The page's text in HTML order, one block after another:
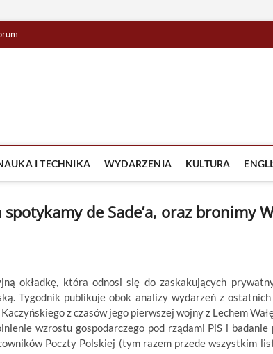
I TECHNIKA WYDARZENIA KULTURA
de Sade’a, oraz bronimy
okładkę, która odnosi się do zaskakujących
Tygodnik publikuje obok analizy wydarzeń z
z czasów jego pierwszej wojny z Lechem
wzrostu gospodarczego pod rządami PiS i badanie
Poczty Polskiej (tym razem przede wszystkim